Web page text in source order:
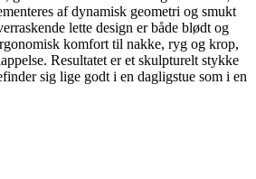
af dynamisk geometri og smukt
lette design er både blødt og
komfort til nakke, ryg og krop,
Resultatet er et skulpturelt stykke
sig lige godt i en dagligstue som i en